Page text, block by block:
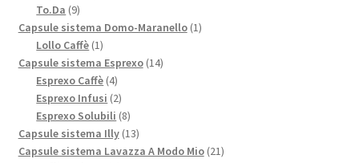
To.Da 99
prodotti
Capsule sistema Domo-Maranello 11
Lollo Caffè 11
prodotto
Capsule sistema Esprexo 1414
Esprexo Caffè 44
prodotti
Esprexo Infusi 22
prodotti
Esprexo Solubili 88
prodotti
Capsule sistema Illy 1313
prodotti
Capsule sistema Lavazza A Modo Mio 2121